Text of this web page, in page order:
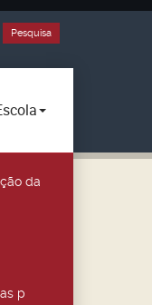
Pesquisa
da
p